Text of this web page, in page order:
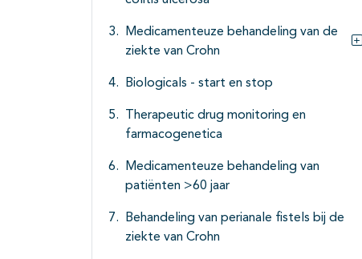
Medicamenteuze behandeling van de
ziekte van Crohn
Biologicals - start en stop
Therapeutic drug monitoring en
farmacogenetica
Medicamenteuze behandeling van
patiënten >60 jaar
Behandeling van perianale fistels bij de
ziekte van Crohn